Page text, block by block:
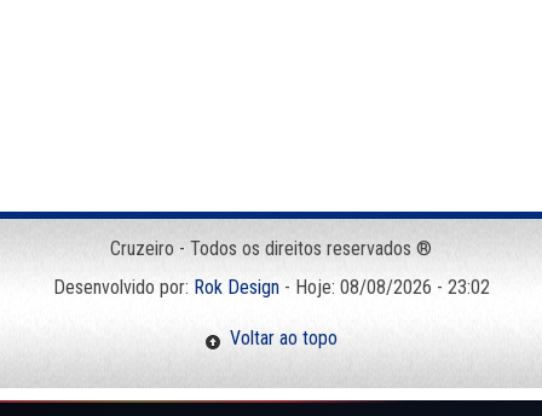
Cruzeiro - Todos os direitos reservados ®
Desenvolvido por: Rok Design- Hoje: 08/08/2026 - 23:02
Voltar ao topo